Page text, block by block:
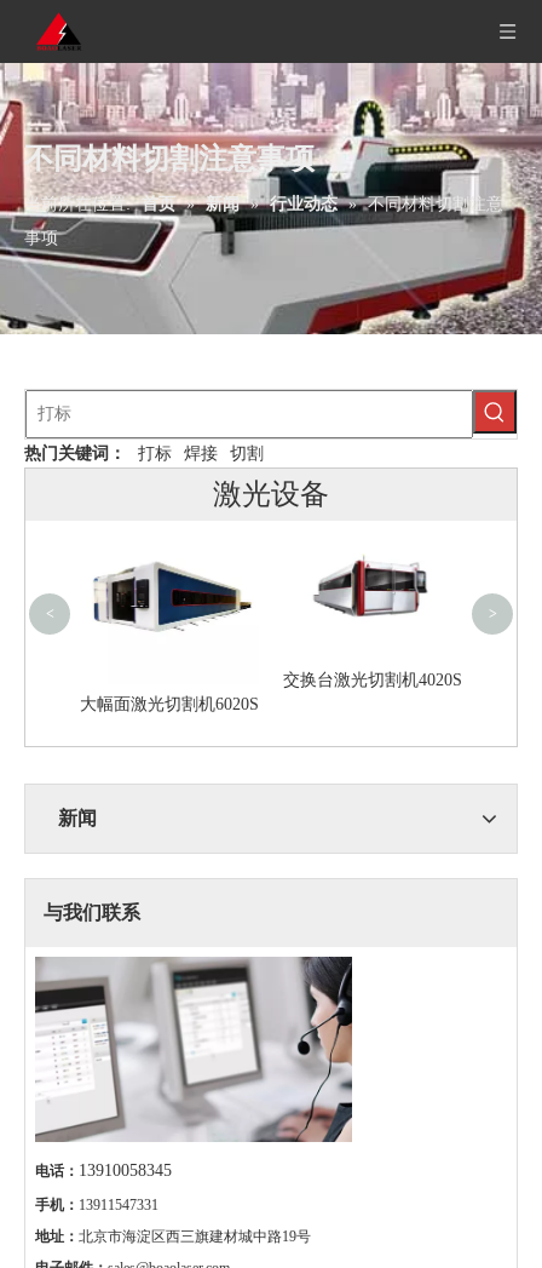
不同材料切割注意事项
当前所在位置: 首页 » 新闻 » 行业动态 » 不同材料切割注意
事项
热门关键词： 打标 焊接 切割
激光设备
大幅面激光切割机6020S
交换台激光切割机4020S
< >
新闻
与我们联系
电话： 13910058345
手机： 13911547331
地址： 北京市海淀区西三旗建材城中路19号